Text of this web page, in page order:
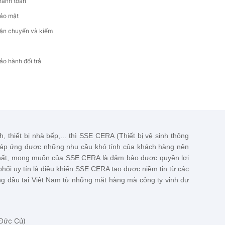
mật
chuyển và kiểm
hành đổi trả
thiết bị nhà bếp,... thì SSE CERA (Thiết bị vệ sinh thông
ứng được những nhu cầu khó tính của khách hàng nên
mong muốn của SSE CERAlà đảm bảo được quyền lợi
uy tín là điều khiến SSE CERAtạo được niềm tin từ các
đầu tại Việt Nam từ những mặt hàng mà công ty vinh dự
Củ)